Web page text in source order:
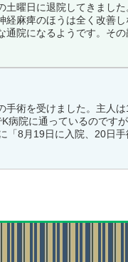
土曜日に退院してきまし
経麻痺のほうは全く改善
通院になるようです。その
手術を受けました。主人
病院に通っているのです
「8月19日に入院、20日手